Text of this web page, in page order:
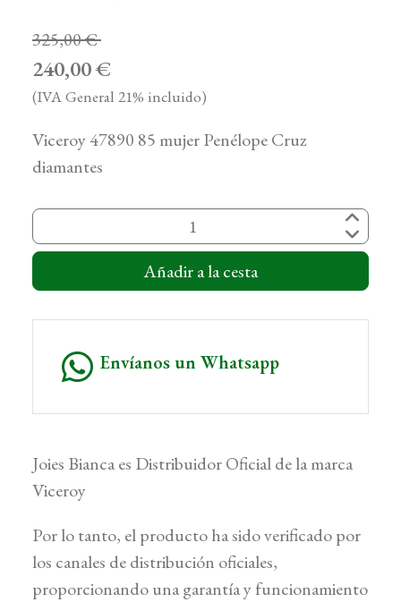
325,00 €
240,00 €
(IVA General 21% incluido)
Viceroy 47890 85 mujer Penélope Cruz
diamantes
Añadir a la cesta
Envíanos un Whatsapp
Joies Bianca es Distribuidor Oficial de la marca
Viceroy
Por lo tanto, el producto ha sido verificado por
los canales de distribución oficiales,
proporcionando una garantía y funcionamiento